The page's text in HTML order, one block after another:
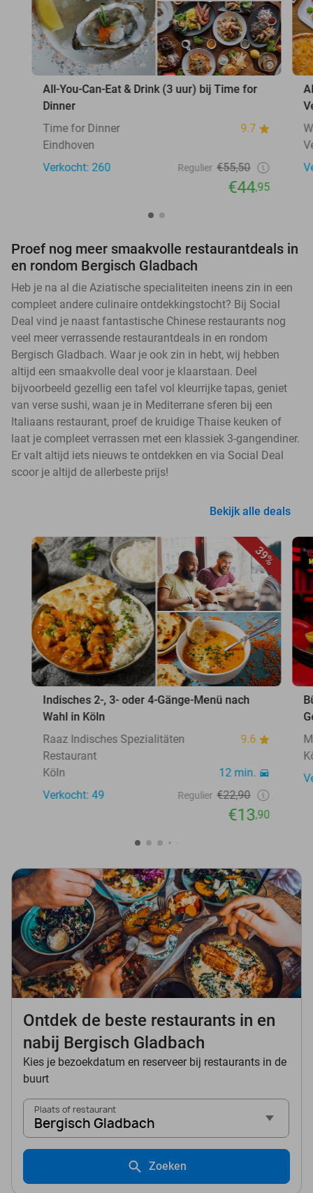
All-You-Can-Eat & Drink (3 uur) bij Time for
Dinner
Time for Dinner
9.7
Eindhoven
Verkocht: 260
Regulier €55,50
€44,95
Proef nog meer smaakvolle restaurantdeals in
en rondom Bergisch Gladbach
Heb je na al die Aziatische specialiteiten ineens zin in een
compleet andere culinaire ontdekkingstocht? Bij Social
Deal vind je naast fantastische Chinese restaurants nog
veel meer verrassende restaurantdeals in en rondom
Bergisch Gladbach. Waar je ook zin in hebt, wij hebben
altijd een smaakvolle deal voor je klaarstaan. Deel
bijvoorbeeld gezellig een tafel vol kleurrijke tapas, geniet
van verse sushi, waan je in Mediterrane sferen bij een
Italiaans restaurant, proef de kruidige Thaise keuken of
laat je compleet verrassen met een klassiek 3-gangendiner.
Er valt altijd iets nieuws te ontdekken en via Social Deal
scoor je altijd de allerbeste prijs!
Bekijk alle deals
39%
Indisches 2-, 3- oder 4-Gänge-Menü nach
Wahl in Köln
Raaz Indisches Spezialitäten
Restaurant
9.6
Köln
12 min.
Verkocht: 49
Regulier €22,90
€13,90
Ontdek de beste restaurants in en
nabij Bergisch Gladbach
Kies je bezoekdatum en reserveer bij restaurants in de
buurt
Plaats of restaurant
Bergisch Gladbach
Zoeken